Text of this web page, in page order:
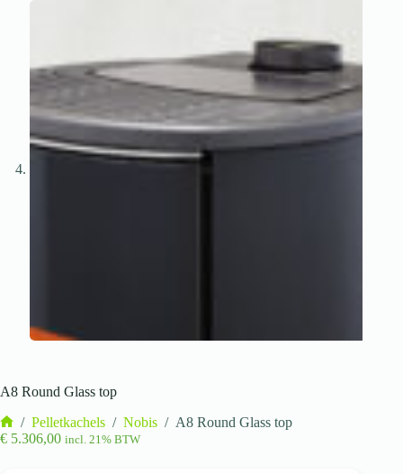
A8 Round Glass top
Home
/ Pelletkachels / Nobis / A8 Round Glass top
€ 5.306,00 incl. 21% BTW